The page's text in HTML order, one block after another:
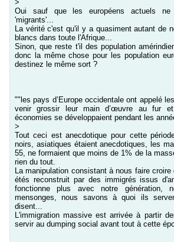
>
Oui sauf que les européens actuels ne
'migrants'...
La vérité c'est qu'il y a quasiment autant de
blancs dans toute l'Afrique...
Sinon, que reste t'il des population
donc la même chose pour les population
destinez le même sort ?
""les pays d’Europe occidentale ont appelé
venir grossir leur main d’œuvre au fur
économies se développaient pendant les
>
Tout ceci est anecdotique pour cette
noirs, asiatiques étaient anecdotiques, les
55, ne formaient que moins de 1% de la
rien du tout.
La manipulation consistant à nous faire
étés reconstruit par des immigrés issus
fonctionne plus avec notre génération,
mensonges, nous savons à quoi ils
disent...
L'immigration massive est arrivée à partir
servir au dumping social avant tout à cette